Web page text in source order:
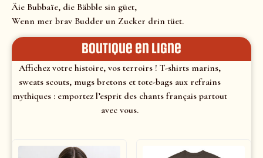
Äie Bubbaïe, die Bäbble sin güet,
Wenn mer brav Budder un Zucker drin tüet.
Boutique en ligne
Affichez votre histoire, vos terroirs ! T-shirts marins,
sweats scouts, mugs bretons et tote-bags aux refrains
mythiques : emportez l’esprit des chants français partout
avec vous.